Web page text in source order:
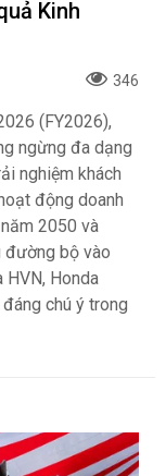
Kinh
346
(FY2026),
ngừng đa dạng
nghiệm khách
động doanh
2050 và
đường bộ vào
HVN, Honda
chú ý trong